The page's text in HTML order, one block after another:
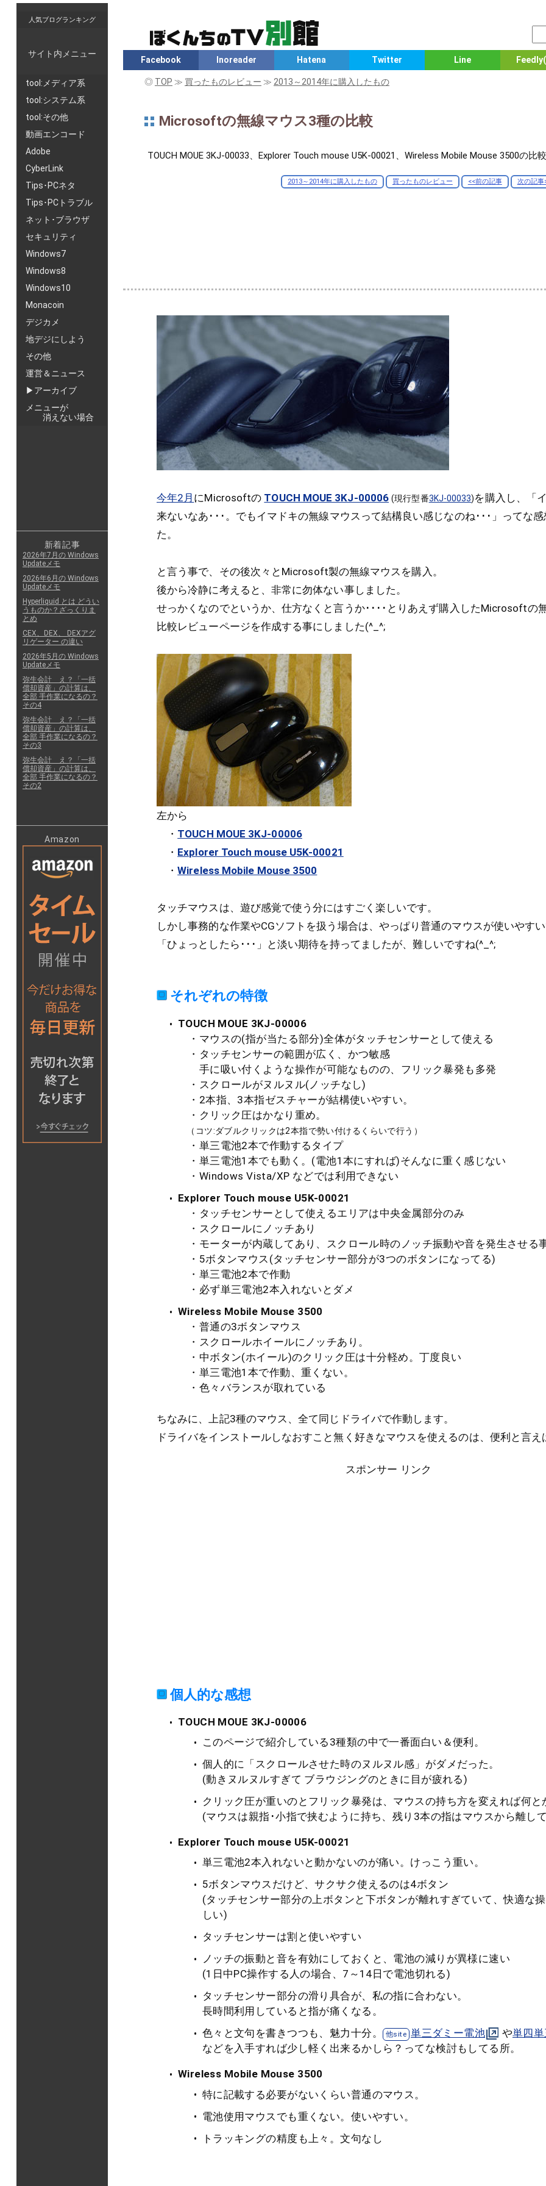
人気ブログランキング
サイト内メニュー
tool:メディア系
tool:システム系
tool:その他
動画エンコード
Adobe
CyberLink
Tips･PCネタ
Tips･PCトラブル
ネット･ブラウザ
セキュリティ
Windows7
Windows8
Windows10
Monacoin
デジカメ
地デジにしよう
その他
運営＆ニュース
▶アーカイブ
メニューが
消えない場合
Facebook Inoreader Hatena Twitter Line
◎ TOP ≫ 買ったものレビュー ≫ 2013～2014年に購入したもの
Microsoftの無線マウス3種の比較
TOUCH MOUE 3KJ-00033、Explorer Touch mouse U5K-00021、Wireless Mobile Mouse 3500の比
2013～2014年に購入したもの 買ったものレビュー <<前の記事 次の記事
今年2月 にMicrosoftの TOUCH MOUE 3KJ-00006 (現行型番3KJ-00033)を購入し、「
来ないなあ･･･。でもイマドキの無線マウスって結構良い感じなのね･･･」ってな
た。
と言う事で、その後次々とMicrosoft製の無線マウスを購入。
後から冷静に考えると、非常に勿体ない事しました。
せっかくなのでというか、仕方なくと言うか････とりあえず購入したMicrosoftの
比較レビューページを作成する事にしました(^_^;
左から
・ TOUCH MOUE 3KJ-00006
・ Explorer Touch mouse U5K-00021
・Wireless Mobile Mouse 3500
タッチマウスは、遊び感覚で使う分にはすごく楽しいです。
しかし事務的な作業やCGソフトを扱う場合は、やっぱり普通のマウスが使いやす
「ひょっとしたら･･･」と淡い期待を持ってましたが、難しいですね(^_^;
それぞれの特徴
TOUCH MOUE 3KJ-00006
・マウスの(指が当たる部分)全体がタッチセンサーとして使える
・タッチセンサーの範囲が広く、かつ敏感
手に吸い付くような操作が可能なものの、フリック暴発も多発
・スクロールがヌルヌル(ノッチなし)
・2本指、3本指ゼスチャーが結構使いやすい。
・クリック圧はかなり重め。
（コツ:ダブルクリックは2本指で勢い付けるくらいで行う）
・単三電池2本で作動するタイプ
・単三電池1本でも動く。(電池1本にすれば)そんなに重く感じない
・Windows Vista/XP などでは利用できない
Explorer Touch mouse U5K-00021
・タッチセンサーとして使えるエリアは中央金属部分のみ
・スクロールにノッチあり
・モーターが内蔵してあり、スクロール時のノッチ振動や音を発生させる
・5ボタンマウス(タッチセンサー部分が3つのボタンになってる)
・単三電池2本で作動
・必ず単三電池2本入れないとダメ
Wireless Mobile Mouse 3500
・普通の3ボタンマウス
・スクロールホイールにノッチあり。
・中ボタン(ホイール)のクリック圧は十分軽め。丁度良い
・単三電池1本で作動、重くない。
・色々バランスが取れている
ちなみに、上記3種のマウス、全て同じドライバで作動します。
ドライバをインストールしなおすこと無く好きなマウスを使えるのは、便利と言え
スポンサー リンク
個人的な感想
TOUCH MOUE 3KJ-00006
このページで紹介している3種類の中で一番面白い＆便利。
個人的に「スクロールさせた時のヌルヌル感」がダメだった。
(動きヌルヌルすぎて ブラウジングのときに目が疲れる)
クリック圧が重いのとフリック暴発は、マウスの持ち方を変えれば何と
(マウスは親指･小指で挟むように持ち、残り3本の指はマウスから離し
Explorer Touch mouse U5K-00021
単三電池2本入れないと動かないのが痛い。けっこう重い。
5ボタンマウスだけど、サクサク使えるのは4ボタン
(タッチセンサー部分の上ボタンと下ボタンが離れすぎていて、快適な
しい)
タッチセンサーは割と使いやすい
ノッチの振動と音を有効にしておくと、電池の減りが異様に速い
(1日中PC操作する人の場合、7～14日で電池切れる)
タッチセンサー部分の滑り具合が、私の指に合わない。
長時間利用していると指が痛くなる。
色々と文句を書きつつも、魅力十分。
単三ダミー電池 や単四
などを入手すれば少し軽く出来るかしら？ってな検討もしてる所。
Wireless Mobile Mouse 3500
特に記載する必要がないくらい普通のマウス。
電池使用マウスでも重くない。使いやすい。
トラッキングの精度も上々。文句なし
新着記事
2026年7月の Windows
Updateメモ
2026年6月の Windows
Updateメモ
Hyperliquid とは どうい
うものか？ざっくりま
とめ
CEX、DEX、 DEXアグ
リゲーター の違い
2026年5月の Windows
Updateメモ
弥生会計 え？「一括
償却資産」の計算は、
全部 手作業になるの？
その4
弥生会計 え？「一括
償却資産」の計算は、
全部 手作業になるの？
その3
弥生会計 え？「一括
償却資産」の計算は、
全部 手作業になるの？
その2
Amazon